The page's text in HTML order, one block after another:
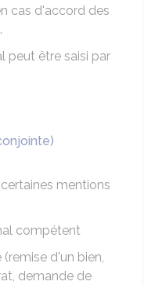
cas d'accord des
peut être saisi par
mentions
compétent
d'un bien,
demande de